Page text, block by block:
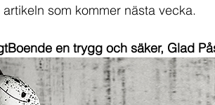
som kommer nästa vecka.
en trygg och säker, Glad